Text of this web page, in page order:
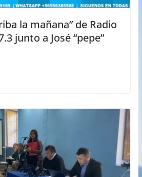
la mañana” de Radio
junto a José “pepe”